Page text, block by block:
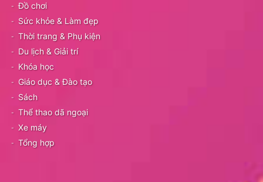
Đồ chơi
Sức khỏe & Làm đẹp
Thời trang & Phụ kiện
Du lịch & Giải trí
Khóa học
Giáo dục & Đào tạo
Sách
Thể thao dã ngoại
Xe máy
Tổng hợp